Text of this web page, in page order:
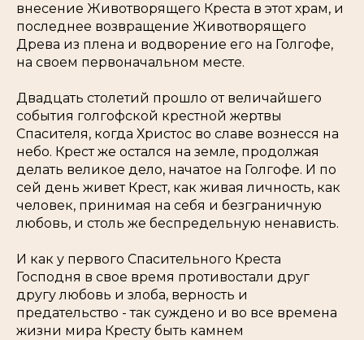
внесение Животворящего Креста в этот храм, и
последнее возвращение Животворящего
Древа из плена и водворение его на Голгофе,
на своем первоначальном месте.
Двадцать столетий прошло от величайшего
события голгофской крестной жертвы
Спасителя, когда Христос во славе вознесся на
небо. Крест же остался на земле, продолжая
делать великое дело, начатое на Голгофе. И по
сей день живет Крест, как живая личность, как
человек, принимая на себя и безграничную
любовь, и столь же беспредельную ненависть.
И как у первого Спасительного Креста
Господня в свое время противостали друг
другу любовь и злоба, верность и
предательство - так суждено и во все времена
жизни мира Кресту быть камнем